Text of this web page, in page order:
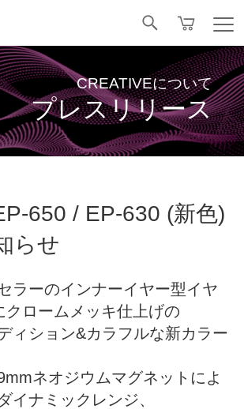
CREATIVEについて
プレスリリース
650 / EP-630 (新色)
らせ
ラーのインナーイヤー型イヤ
クロームメッキ仕上げの
ィション&カラフルな新カラー
ネオジウムマグネットによ
イナミックレンジ、